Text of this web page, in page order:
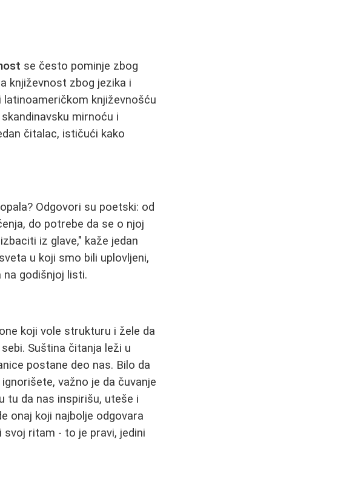
se često pominje zbog
književnost zbog jezika i
književnošću
mirnoću i
čitalac, ističući kako
Odgovori su poetski: od
do potrebe da se o njoj
iz glave," kaže jedan
u koji smo bili uplovljeni,
na godišnjoj listi.
koji vole strukturu i žele da
Suština čitanja leži u
postane deo nas. Bilo da
važno je da čuvanje
tu da nas inspirišu, uteše i
onaj koji najbolje odgovara
ritam - to je pravi, jedini